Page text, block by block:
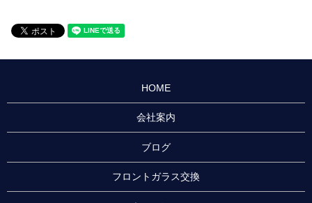
HOME
会社案内
ブログ
フロントガラス交換